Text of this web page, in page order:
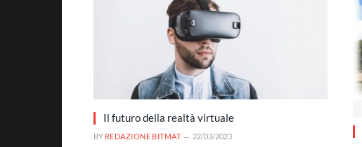
Il futuro della realtà virtuale
BY REDAZIONE BITMAT 22/03/2023